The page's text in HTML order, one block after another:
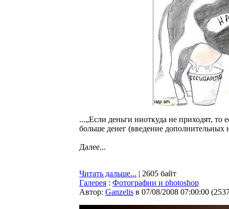
...„Если деньги ниоткуда не приходят, то
больше денег (введение
Далее...
Читать дальше... | 2605 байт
Галерея : Фотографии и photoshop
Автор: Ganzelis в 07/08/2008 07:00:00 (